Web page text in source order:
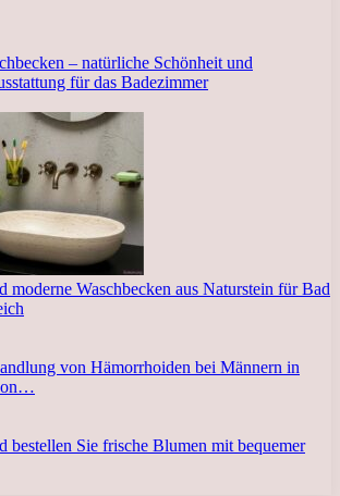
– natürliche Schönheit und
für das Badezimmer
moderne Waschbecken aus Naturstein für Bad
von Hämorrhoiden bei Männern in
bestellen Sie frische Blumen mit bequemer